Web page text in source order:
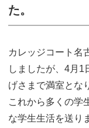
た。
カレッジコート名
しましたが、4月1
げさまで満室とな
これから多くの学
な学生生活を送り